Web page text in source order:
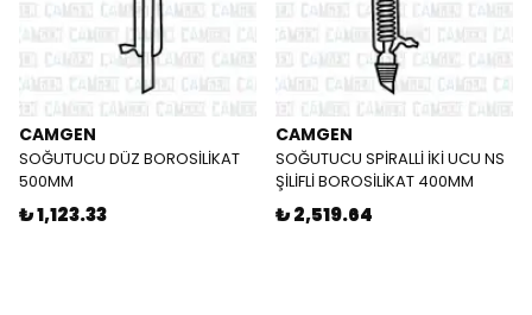
CAMGEN
SOĞUTUCU DÜZ BOROSİLİKAT
500MM
₺ 1,123.33
CAMGEN
SOĞUTUCU SPİRALLİ İKİ UCU NS
ŞİLİFLİ BOROSİLİKAT 400MM
₺ 2,519.64